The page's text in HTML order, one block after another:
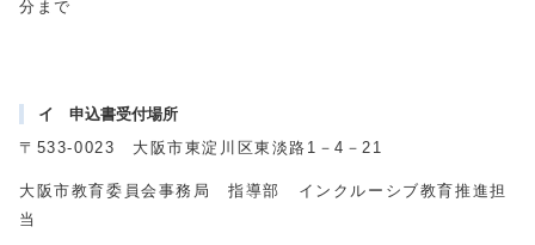
分まで
イ 申込書受付場所
〒533-0023 大阪市東淀川区東淡路1－4－21
大阪市教育委員会事務局 指導部 インクルーシブ教育推進担
当